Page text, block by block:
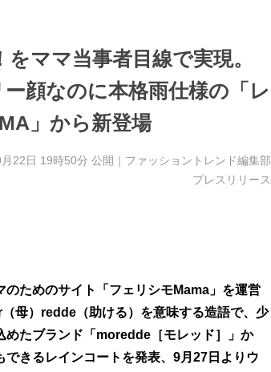
ママ当事者目線で実現。
顔なのに本格雨仕様の「レ
」から新登場
22日 19時50分 公開｜ファッショントレンド編集部
プレスリリース
ためのサイト「フェリシモMama」を運営
母）redde（助ける）を意味する造語で、少
めたブランド「moredde［モレッド］」か
きるレインコートを発表、9月27日よりウ